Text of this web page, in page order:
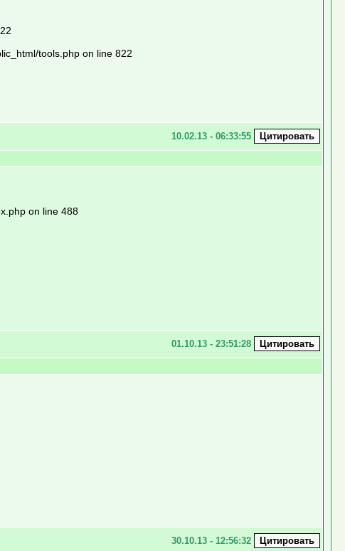
tools.php on line 822
10.02.13 - 06:33:55
on line 488
01.10.13 - 23:51:28
30.10.13 - 12:56:32